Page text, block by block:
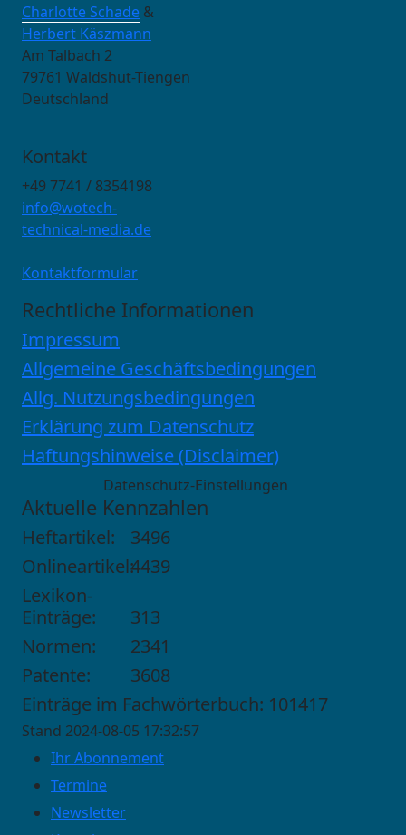
Charlotte Schade &
Herbert Käszmann
Am Talbach 2
79761 Waldshut-Tiengen
Deutschland
Kontakt
+49 7741 / 8354198
info@wotech-
technical-media.de
Kontaktformular
Rechtliche Informationen
Impressum
Allgemeine Geschäftsbedingungen
Allg. Nutzungsbedingungen
Erklärung zum Datenschutz
Haftungshinweise (Disclaimer)
Datenschutz-Einstellungen
Aktuelle Kennzahlen
Heftartikel:
3496
Onlineartikel:4439
Lexikon-
Einträge:
313
Normen:
2341
Patente:
3608
Einträge im Fachwörterbuch: 101417
Stand 2024-08-05 17:32:57
Ihr Abonnement
Termine
Newsletter